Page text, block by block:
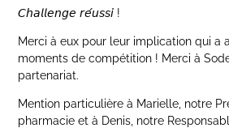
𝘊𝘩𝘢𝘭𝘭𝘦𝘯𝘨𝘦 𝘳𝘦́𝘶𝘴𝘴𝘪 !
Merci à eux pour leur implication qui a
moments de compétition ! Merci à
partenariat.
Mention particulière à Marielle, notre
pharmacie et à Denis, notre